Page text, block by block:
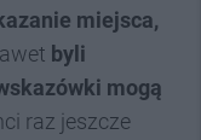
miejsca,
byli
mogą
raz jeszcze